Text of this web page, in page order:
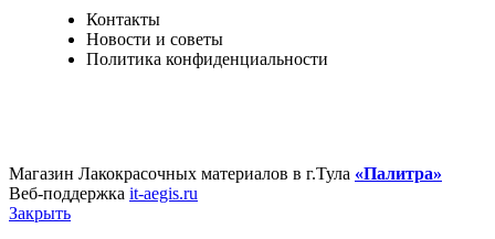
Контакты
Новости и советы
Политика конфиденциальности
Магазин Лакокрасочных материалов в г.Тула «Палитра»
Веб-поддержка it-aegis.ru
Закрыть